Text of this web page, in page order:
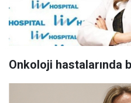
Onkoloji hastalarında